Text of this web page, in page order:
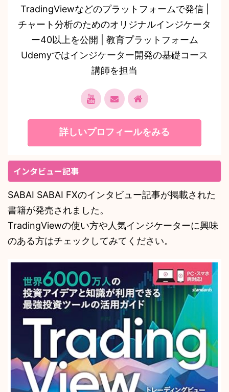
TradingViewなどのプラットフォームで発信 |
チャート分析のためのオリジナルインジケータ
ー40以上を公開 | 教育プラットフォーム
Udemyではインジケーター開発の基礎コース
講師を担当
詳しいプロフィールをみる
インタビュー記事
SABAI SABAI FXのインタビュー記事が掲載された
書籍が発売されました。
TradingViewの使い方や人気インジケーターに興味
のある方はチェックしてみてください。